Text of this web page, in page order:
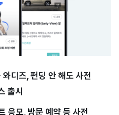
와디즈, 펀딩 안 해도 사전
출시
응모, 방문 예약 등 사전